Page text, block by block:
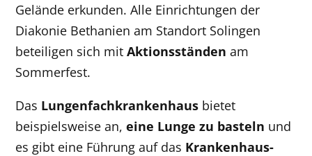
Gelände erkunden. Alle Einrichtungen der
Diakonie Bethanien am Standort Solingen
beteiligen sich mitAktionsständen am
Sommerfest.
Das Lungenfachkrankenhaus bietet
beispielsweise an,eine Lunge zu basteln und
es gibt eine Führung auf das Krankenhaus-